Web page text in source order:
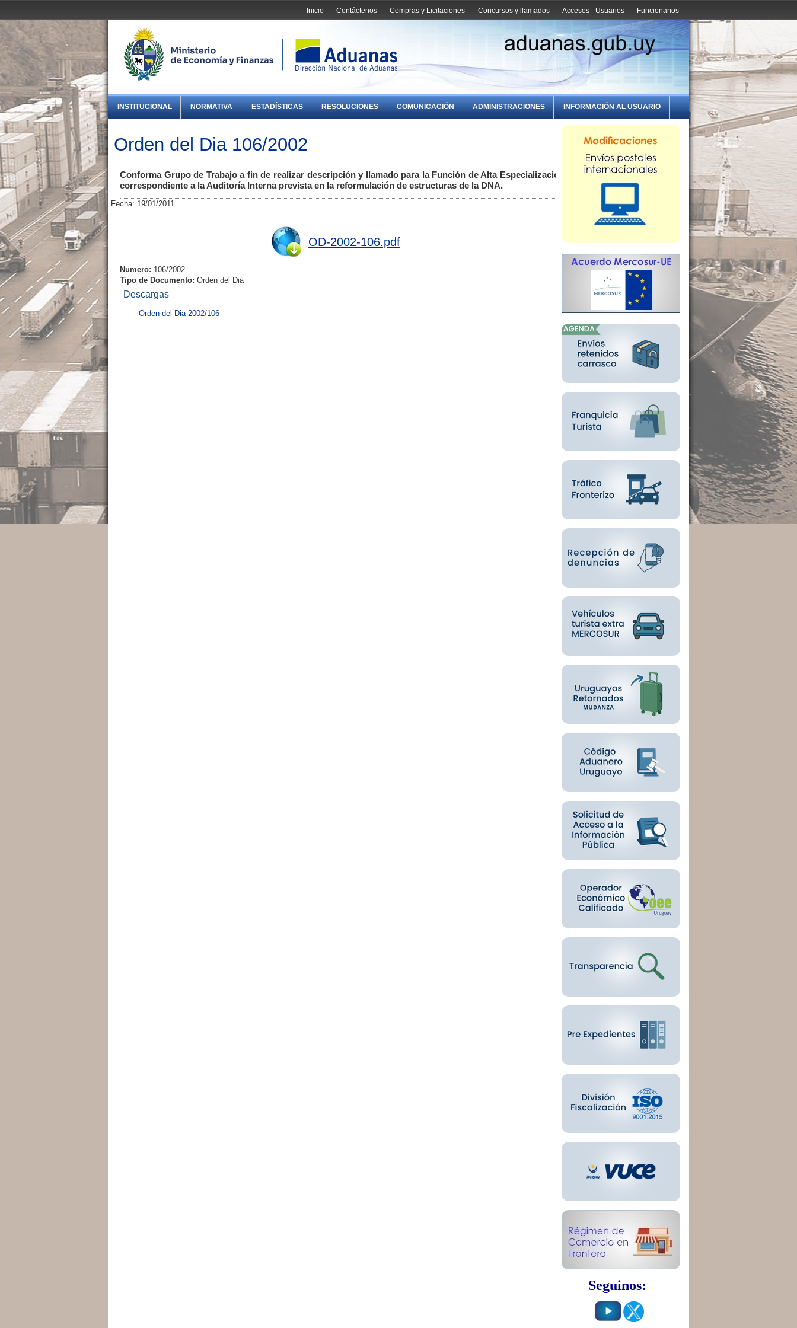
Funcionarios
Accesos - Usuarios
Concursos y llamados
Compras y Licitaciones
Contáctenos
Inicio
INSTITUCIONAL NORMATIVA ESTADÍSTICAS RESOLUCIONES COMUNICACIÓN ADMINISTRACIONES INFORMACIÓN AL USUARIO
Orden del Dia 106/2002
Conforma Grupo de Trabajo a fin de realizar descripción y llamado para la Función de Alta Especialización
correspondiente a la Auditoría Interna prevista en la reformulación de estructuras de la DNA.
Fecha: 19/01/2011
OD-2002-106.pdf
Numero: 106/2002
Tipo de Documento: Orden del Dia
Descargas
Orden del Dia 2002/106
Seguinos: